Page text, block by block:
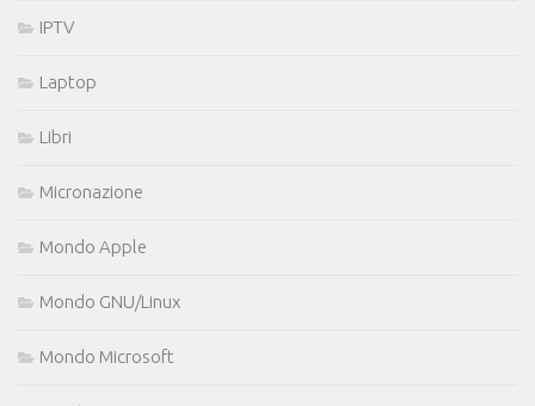
IPTV
Laptop
Libri
Micronazione
Mondo Apple
Mondo GNU/Linux
Mondo Microsoft